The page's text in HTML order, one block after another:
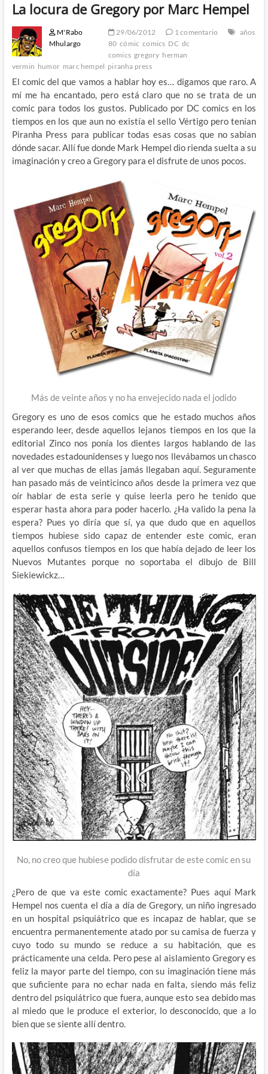
La locura de Gregory por Marc Hempel
M'Rabo
Mhulargo
29/06/2012 1 comentario
años
80 cómic comics DC dc
comics gregory herman
vermin humor marc hempel piranha press
El comic del que vamos a hablar hoy es… digamos que raro. A
mí me ha encantado, pero está claro que no se trata de un
comic para todos los gustos. Publicado por DC comics en los
tiempos en los que aun no existía el sello Vértigo pero tenían
Piranha Press para publicar todas esas cosas que no sabían
dónde sacar. Allí fue donde Mark Hempel dio rienda suelta a su
imaginación y creo a Gregory para el disfrute de unos pocos.
Más de veinte años y no ha envejecido nada el jodido
Gregory es uno de esos comics que he estado muchos años
esperando leer, desde aquellos lejanos tiempos en los que la
editorial Zinco nos ponía los dientes largos hablando de las
novedades estadounidenses y luego nos llevábamos un chasco
al ver que muchas de ellas jamás llegaban aquí. Seguramente
han pasado más de veinticinco años desde la primera vez que
oír hablar de esta serie y quise leerla pero he tenido que
esperar hasta ahora para poder hacerlo. ¿Ha valido la pena la
espera? Pues yo diría que sí, ya que dudo que en aquellos
tiempos hubiese sido capaz de entender este comic, eran
aquellos confusos tiempos en los que había dejado de leer los
Nuevos Mutantes porque no soportaba el dibujo de Bill
Siekiewickz…
No, no creo que hubiese podido disfrutar de este comic en su
día
¿Pero de que va este comic exactamente? Pues aquí Mark
Hempel nos cuenta el día a día de Gregory, un niño ingresado
en un hospital psiquiátrico que es incapaz de hablar, que se
encuentra permanentemente atado por su camisa de fuerza y
cuyo todo su mundo se reduce a su habitación, que es
prácticamente una celda. Pero pese al aislamiento Gregory es
feliz la mayor parte del tiempo, con su imaginación tiene más
que suficiente para no echar nada en falta, siendo más feliz
dentro del psiquiátrico que fuera, aunque esto sea debido mas
al miedo que le produce el exterior, lo desconocido, que a lo
bien que se siente allí dentro.